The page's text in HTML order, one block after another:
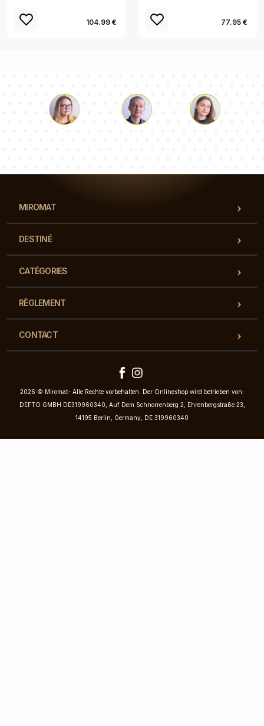
104.99 € 77.95 €
MIROMAT
DESTINÉ
CATÉGORIES
RÈGLEMENT
CONTACT
2026 © Miromat– Alle Rechte vorbehalten. Der Onlineshop wird betrieben von:
DEFTO GMBH DE319960340, Auf Dem Schnorrenberg 2, Ehrenbergstraße 23,
14195 Berlin, Germany, DE 319960340